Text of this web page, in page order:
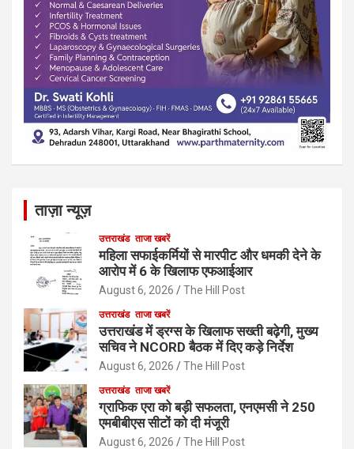
ताज़ा न्यूज़
उत्तराखंड ताजा खबरें
महिला सफाईकर्मियों से मारपीट और धमकी देने के
आरोप में 6 के खिलाफ एफआईआर
August 6, 2026 The Hill Post
उत्तराखंड ताजा खबरें
उत्तराखंड में ड्रग्स के खिलाफ सख्ती बढ़ेगी, मुख्य
सचिव ने NCORD बैठक में दिए कड़े निर्देश
August 6, 2026 The Hill Post
उत्तराखंड ताजा खबरें
ग्राफिक एरा को बड़ी सफलता, एनएमसी ने 250
एमबीबीएस सीटों को दी मंजूरी
August 6, 2026 The Hill Post